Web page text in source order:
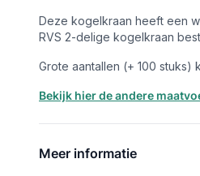
Deze kogelkraan heeft een
RVS 2-delige kogelkraan
Grote aantallen (+ 100
Bekijk hier de andere
Meer informatie